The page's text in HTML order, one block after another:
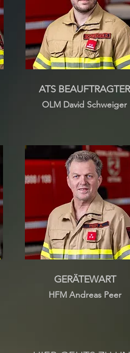
ATS BEAUFTRAGTER
OLM David Schweiger
GERÄTEWART
HFM Andreas Peer